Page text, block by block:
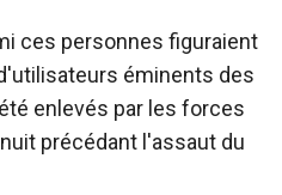
ces personnes figuraient
éminents des
enlevés par les forces
précédant l'assaut du